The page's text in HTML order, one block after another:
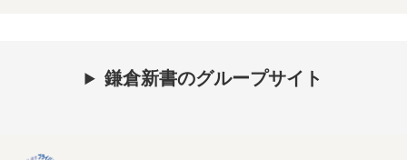
鎌倉新書のグループサイト